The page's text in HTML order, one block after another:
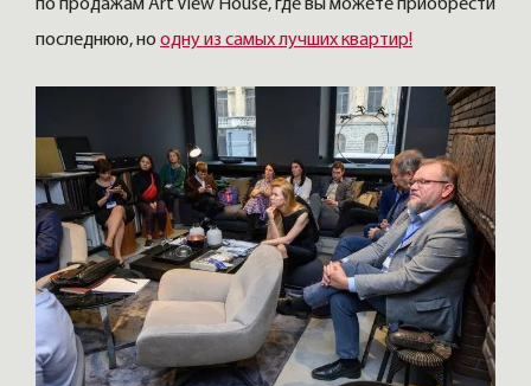
по продажам Art View House, где вы можете приобрести
последнюю, но одну из самых лучших квартир!